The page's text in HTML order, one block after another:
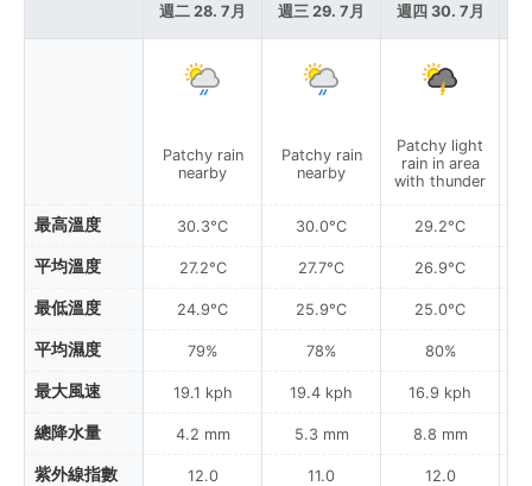
最高溫度
平均溫度
最低溫度
平均濕度
最大風速
總降水量
紫外線指數
週二 28. 7月
Patchy rain
nearby
30.3°C
27.2°C
24.9°C
79%
19.1 kph
4.2 mm
12.0
週三 29. 7月
Patchy rain
nearby
30.0°C
27.7°C
25.9°C
78%
19.4 kph
5.3 mm
11.0
週四 30. 7月
Patchy light
rain in area
with thunder
29.2°C
26.9°C
25.0°C
80%
16.9 kph
8.8 mm
12.0